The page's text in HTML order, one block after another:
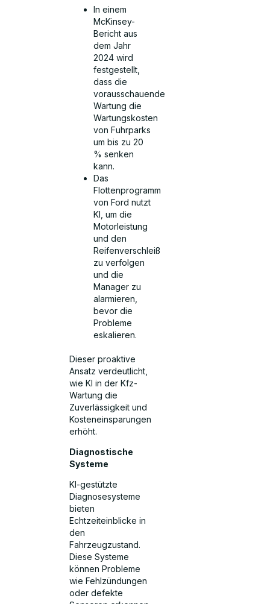
In einem
McKinsey-
Bericht aus
dem Jahr
2024 wird
festgestellt,
dass die
vorausschauende
Wartung die
Wartungskosten
von Fuhrparks
um bis zu 20
% senken
kann.
Das
Flottenprogramm
von Ford nutzt
KI, um die
Motorleistung
und den
Reifenverschleiß
zu verfolgen
und die
Manager zu
alarmieren,
bevor die
Probleme
eskalieren.
Dieser proaktive
Ansatz verdeutlicht,
wie KI in der Kfz-
Wartung die
Zuverlässigkeit und
Kosteneinsparungen
erhöht.
Diagnostische
Systeme
KI-gestützte
Diagnosesysteme
bieten
Echtzeiteinblicke in
den
Fahrzeugzustand.
Diese Systeme
können Probleme
wie Fehlzündungen
oder defekte